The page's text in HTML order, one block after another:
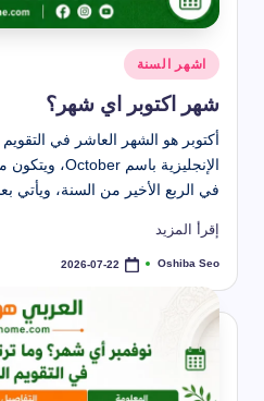
نُشر
في
اشهر السنة
شهر اكتوبر اي شهر؟
أكتوبر هو الشهر العاشر في
في الربع الأخير من السنة،
إقرأ المزيد
تمّ
بواسطة
Oshiba Seo
2026-07-22